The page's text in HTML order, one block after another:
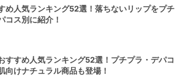
め人気ランキング52選！落ちないリップをプチ
コス別に紹介！
すすめ人気ランキング52選！プチプラ・デパコ
向けナチュラル商品も登場！